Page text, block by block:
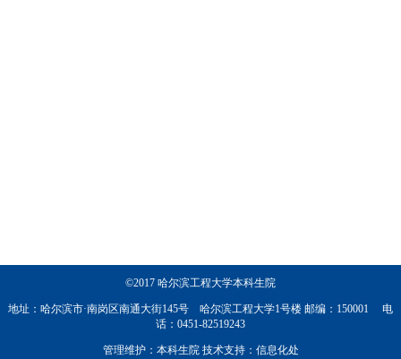
©2017 哈尔滨工程大学本科生院
地址：哈尔滨市·南岗区南通大街145号 哈尔滨工程大学1号楼 邮编：150001 电
话：0451-82519243
管理维护：本科生院 技术支持：信息化处